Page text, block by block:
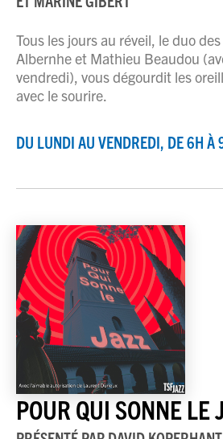
JAZZENDA
ESPACEPREMIUM
Tous les jours au réveil, le duo
Albernhe et Mathieu Beaudou
vendredi), vous dégourdit les
avec le sourire.
DU LUNDI AU VENDREDI, DE 6H À
POUR QUI SONNE LE